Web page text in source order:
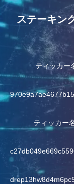
ステーキン
ティッカー
ティッカー